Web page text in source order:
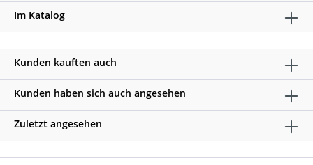
Im Katalog
Kunden kauften auch
Kunden haben sich auch angesehen
Zuletzt angesehen